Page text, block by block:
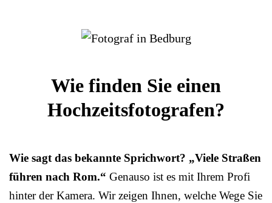
Wie finden Sie einen
Hochzeitsfotografen?
Wie sagt das bekannte Sprichwort? „Viele Straßen
führen nach Rom.“ Genauso ist es mit Ihrem Profi
hinter der Kamera. Wir zeigen Ihnen, welche Wege Sie